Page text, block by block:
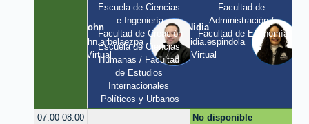
John
john.arbelaezpa
/ Virtual
Escuela de Ciencias
e Ingeniería
Facultad de Creación
Escuela de Ciencias
Humanas / Facultad
de Estudios
Internacionales
Políticos y Urbanos
Nidia
nidia.espindola
/ Virtual
Facultad de
Administración /
Facultad de Economía
07:00-08:00
No disponible